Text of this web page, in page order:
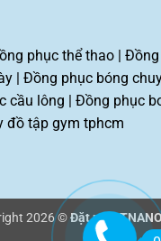
phục thể thao| Đồng
| Đồng phục bóng
cầu lông Đồng phục
đồ tập gym tphcm
2026 ©Đặt may